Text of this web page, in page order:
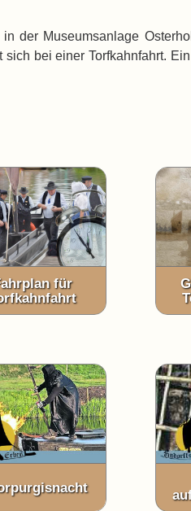
in der Museumsanlage
bei einer Torfkahnfahrt.
für